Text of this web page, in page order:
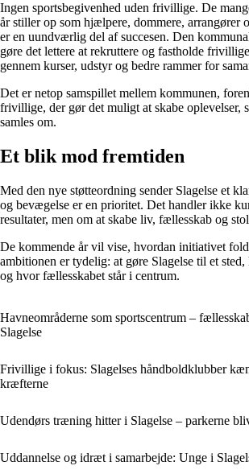
Ingen sportsbegivenhed uden frivillige. De
år stiller op som hjælpere, dommere, arrangører
er en uundværlig del af succesen. Den
gøre det lettere at rekruttere og fastholde
gennem kurser, udstyr og bedre rammer for
Det er netop samspillet mellem kommunen,
frivillige, der gør det muligt at skabe oplevelser,
samles om.
Et blik mod fremtiden
Med den nye støtteordning sender Slagelse et
og bevægelse er en prioritet. Det handler ikke
resultater, men om at skabe liv, fællesskab og
De kommende år vil vise, hvordan initiativet
ambitionen er tydelig: at gøre Slagelse til et
og hvor fællesskabet står i centrum.
Havneområderne som sportscentrum –
Slagelse
Frivillige i fokus: Slagelses håndboldklubber
kræfterne
Udendørs træning hitter i Slagelse – parkerne
Uddannelse og idræt i samarbejde: Unge i